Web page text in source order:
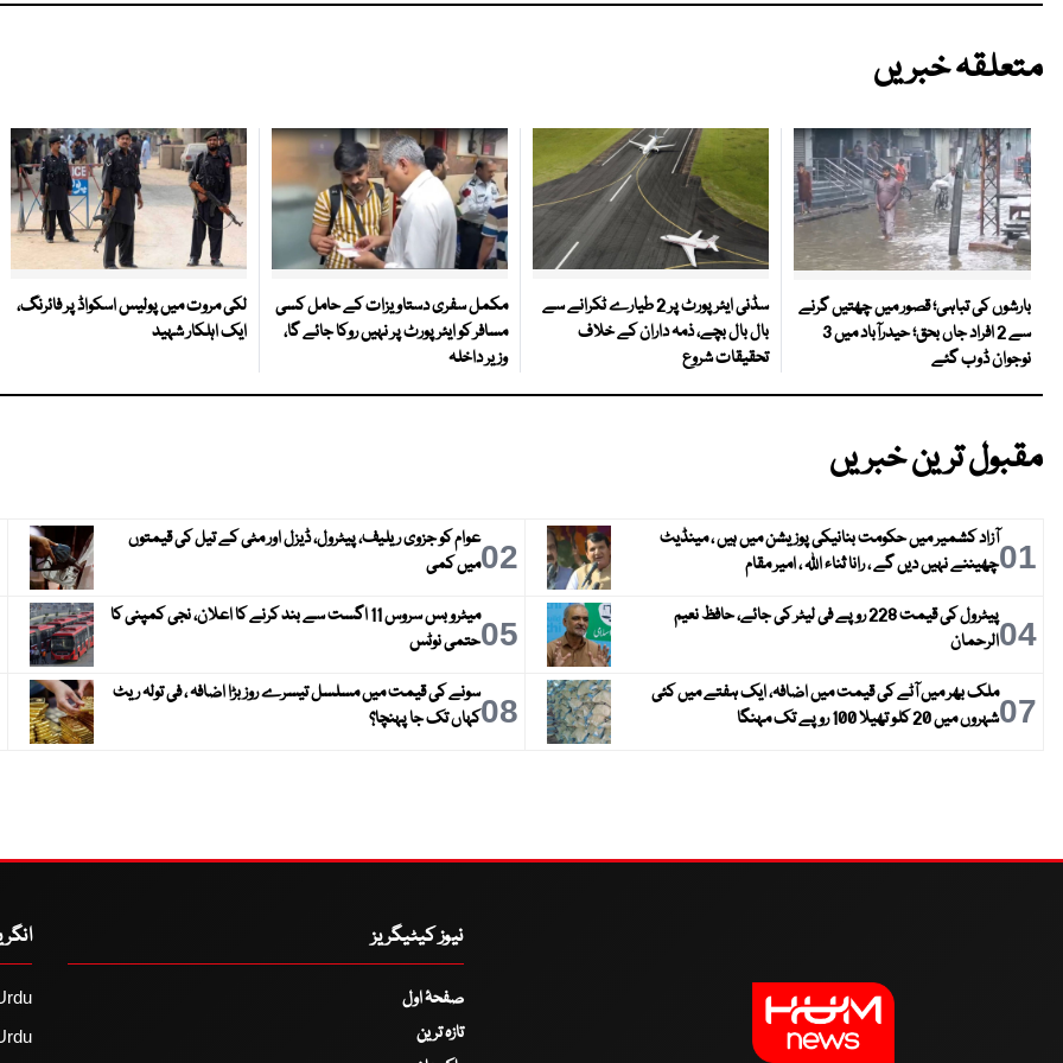
متعلقہ خبریں
بارشوں کی تباہی؛ قصور میں چھتیں گرنے
سے 2 افراد جاں بحق؛ حیدرآباد میں 3
نوجوان ڈوب گئے
سڈنی ایئرپورٹ پر 2 طیارے ٹکرانے سے
بال بال بچے، ذمہ داران کے خلاف
تحقیقات شروع
مکمل سفری دستاویزات کے حامل کسی
مسافر کو ایئرپورٹ پر نہیں روکا جائے گا،
وزیر داخلہ
لکی مروت میں پولیس اسکواڈ پر فائرنگ،
ایک اہلکار شہید
مقبول ترین خبریں
01آزاد کشمیر میں حکومت بنانیکی پوزیشن میں ہیں ، مینڈیٹ
چھیننے نہیں دیں گے ، رانا ثناء اللہ ، امیر مقام
02عوام کو جزوی ریلیف، پیٹرول، ڈیزل اور مٹی کے تیل کی قیمتوں
میں کمی
04
پیٹرول کی قیمت 228 روپے فی لیٹر کی جائے، حافظ نعیم
الرحمان
05
میٹرو بس سروس 11 اگست سے بند کرنے کا اعلان، نجی کمپنی کا
حتمی نوٹس
07ملک بھر میں آٹے کی قیمت میں اضافہ، ایک ہفتے میں کئی
شہروں میں 20 کلو تھیلا 100 روپے تک مہنگا
08سونے کی قیمت میں مسلسل تیسرے روز بڑا اضافہ ، فی تولہ ریٹ
کہاں تک جا پہنچا؟
نیوز کیٹیگریز
صفحۂ اول
تازہ ترین